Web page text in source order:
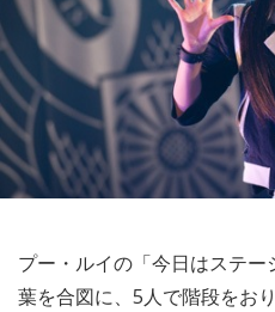
プー・ルイの「今日はステ
葉を合図に、5人で階段をお